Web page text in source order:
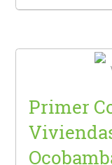
Primer